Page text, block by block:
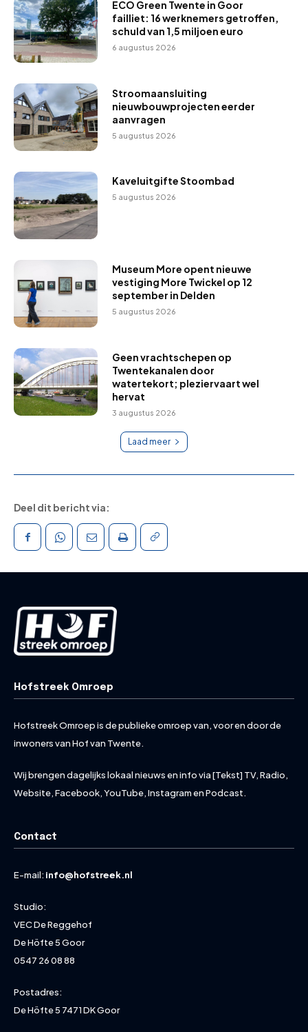
ECO Green Twente in Goor
failliet: 16 werknemers getroffen,
schuld van 1,5 miljoen euro
6 augustus 2026
Stroomaansluiting
nieuwbouwprojecten eerder
aanvragen
5 augustus 2026
Kaveluitgifte Stoombad
5 augustus 2026
Museum More opent nieuwe
vestiging More Twickel op 12
september in Delden
5 augustus 2026
Geen vrachtschepen op
Twentekanalen door
watertekort; pleziervaart wel
hervat
3 augustus 2026
Laad meer
Deel dit bericht via:
Hofstreek Omroep
Hofstreek Omroep is de publieke omroep van, voor en door de
inwoners van Hof van Twente.
Wij brengen dagelijks lokaal nieuws en info via [Tekst] TV, Radio,
Website, Facebook, YouTube, Instagram en Podcast.
Contact
E-mail: info@hofstreek.nl
Studio:
VEC De Reggehof
De Höfte 5 Goor
0547 26 08 88
Postadres:
De Höfte 5 7471 DK Goor